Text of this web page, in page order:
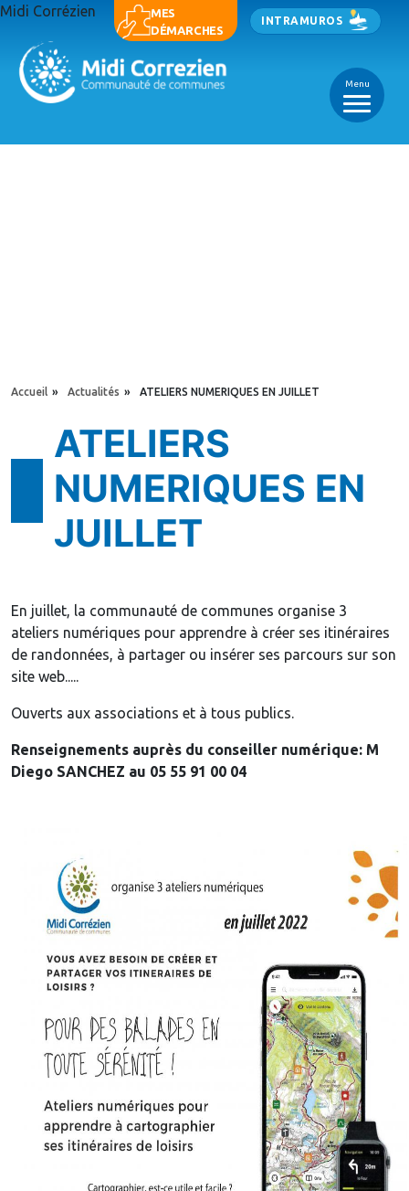
Aller au contenu principal
Midi Corrézien
MES
DÉMARCHES
INTRAMUROS
Menu
_
_
YOU ARE HERE
Accueil » Actualités » ATELIERS NUMERIQUES EN JUILLET
ATELIERS
NUMERIQUES EN
JUILLET
En juillet, la communauté de communes organise 3
ateliers numériques pour apprendre à créer ses itinéraires
de randonnées, à partager ou insérer ses parcours sur son
site web.....
Ouverts aux associations et à tous publics.
Renseignements auprès du conseiller numérique: M
Diego SANCHEZ au 05 55 91 00 04
Panneau de gestion des cookies